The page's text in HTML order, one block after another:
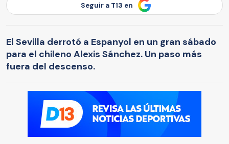
Seguir a T13 en
El Sevilla derrotó a Espanyol en un gran sábado
para el chileno Alexis Sánchez. Un paso más
fuera del descenso.